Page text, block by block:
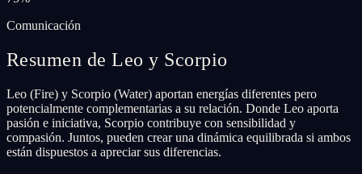
Comunicación
Resumen de Leo y Scorpio
Leo (Fire) y Scorpio (Water) aportan energías diferentes pero
potencialmente complementarias a su relación. Donde Leo aporta
pasión e iniciativa, Scorpio contribuye con sensibilidad y
compasión. Juntos, pueden crear una dinámica equilibrada si ambos
están dispuestos a apreciar sus diferencias.